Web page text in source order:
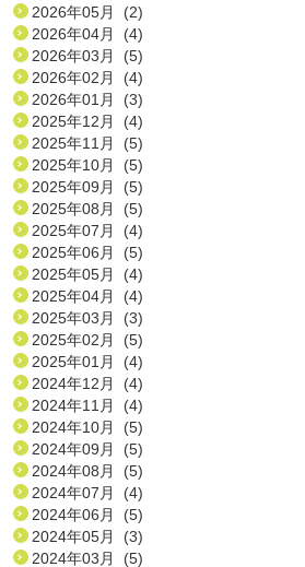
2026年05月 (2)
2026年04月 (4)
2026年03月 (5)
2026年02月 (4)
2026年01月 (3)
2025年12月 (4)
2025年11月 (5)
2025年10月 (5)
2025年09月 (5)
2025年08月 (5)
2025年07月 (4)
2025年06月 (5)
2025年05月 (4)
2025年04月 (4)
2025年03月 (3)
2025年02月 (5)
2025年01月 (4)
2024年12月 (4)
2024年11月 (4)
2024年10月 (5)
2024年09月 (5)
2024年08月 (5)
2024年07月 (4)
2024年06月 (5)
2024年05月 (3)
2024年03月 (5)